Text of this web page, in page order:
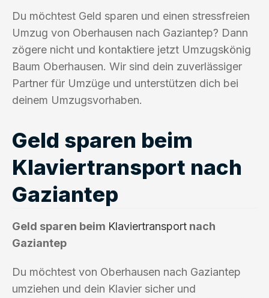
Du möchtest Geld sparen und einen stressfreien
Umzug von Oberhausen nach Gaziantep? Dann
zögere nicht und kontaktiere jetzt Umzugskönig
Baum Oberhausen. Wir sind dein zuverlässiger
Partner für Umzüge und unterstützen dich bei
deinem Umzugsvorhaben.
Geld sparen beim
Klaviertransport nach
Gaziantep
Geld sparen beim Klaviertransport nach
Gaziantep
Du möchtest von Oberhausen nach Gaziantep
umziehen und dein Klavier sicher und